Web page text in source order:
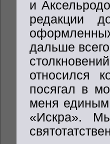
и
редакции
дальше
относился
посягал в
меня
«Искра».